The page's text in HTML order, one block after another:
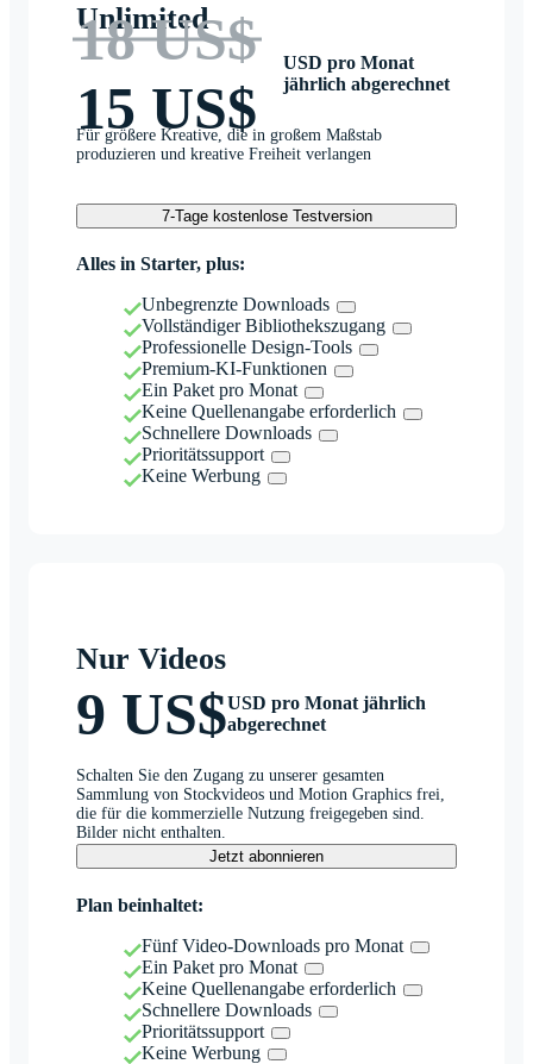
Unlimited
18 US$
15 US$
USD pro Monat
jährlich abgerechnet
Für größere Kreative, die in großem Maßstab
produzieren und kreative Freiheit verlangen
7-Tage kostenlose Testversion
Alles in Starter, plus:
Unbegrenzte Downloads
Vollständiger Bibliothekszugang
Professionelle Design-Tools
Premium-KI-Funktionen
Ein Paket pro Monat
Keine Quellenangabe erforderlich
Schnellere Downloads
Prioritätssupport
Keine Werbung
Nur Videos
9 US$USD pro Monat jährlich
abgerechnet
Schalten Sie den Zugang zu unserer gesamten
Sammlung von Stockvideos und Motion Graphics frei,
die für die kommerzielle Nutzung freigegeben sind.
Bilder nicht enthalten.
Jetzt abonnieren
Plan beinhaltet:
Fünf Video-Downloads pro Monat
Ein Paket pro Monat
Keine Quellenangabe erforderlich
Schnellere Downloads
Prioritätssupport
Keine Werbung